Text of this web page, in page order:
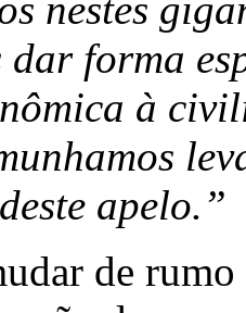
dar forma
à
apelo.”
de rumo